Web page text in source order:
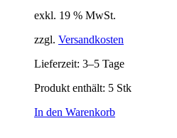
exkl. 19 % MwSt.
zzgl. Versandkosten
Lieferzeit: 3–5 Tage
Produkt enthält: 5 Stk
In den Warenkorb